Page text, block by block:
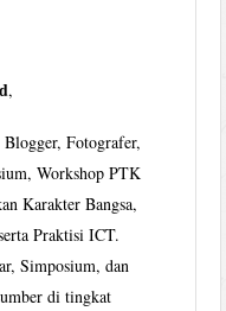
,
Fotografer,
Workshop PTK
Karakter Bangsa,
Praktisi ICT.
Simposium, dan
di tingkat